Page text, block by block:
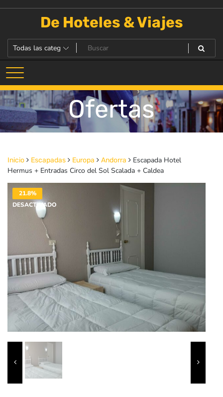
De Hoteles & Viajes
Ofertas
Inicio Escapadas Europa Andorra
Escapada Hotel
Hermus + Entradas Circo del Sol Scalada + Caldea
21.8%
DESACTIVADO